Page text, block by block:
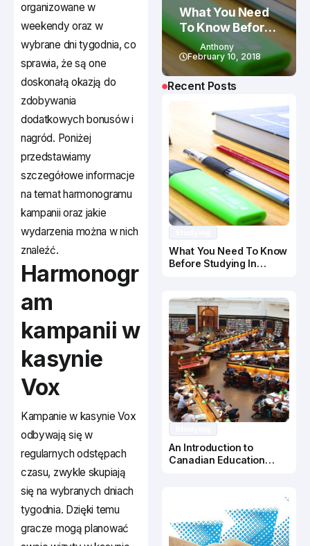
organizowane w
weekendy oraz w
wybrane dni tygodnia, co
sprawia, że są one
doskonałą okazją do
zdobywania
dodatkowych bonusów i
nagród. Poniżej
przedstawiamy
szczegółowe informacje
na temat harmonogramu
kampanii oraz jakie
wydarzenia można w nich
znaleźć.
Harmonogr
am
kampanii w
kasynie
Vox
Kampanie w kasynie Vox
odbywają się w
regularnych odstępach
czasu, zwykle skupiają
się na wybranych dniach
tygodnia. Dzięki temu
gracze mogą planować
What You Need
To Know Before
Studying In
Canada
Anthony
February 10, 2018
Recent Posts
What You Need To Know
Before Studying In
An Introduction to
Canadian Education